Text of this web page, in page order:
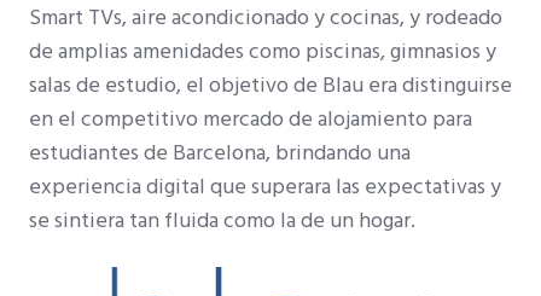
Smart TVs, aire acondicionado y cocinas, y rodeado
de amplias amenidades como piscinas, gimnasios y
salas de estudio, el objetivo de Blau era distinguirse
en el competitivo mercado de alojamiento para
estudiantes de Barcelona, brindando una
experiencia digital que superara las expectativas y
se sintiera tan fluida como la de un hogar.